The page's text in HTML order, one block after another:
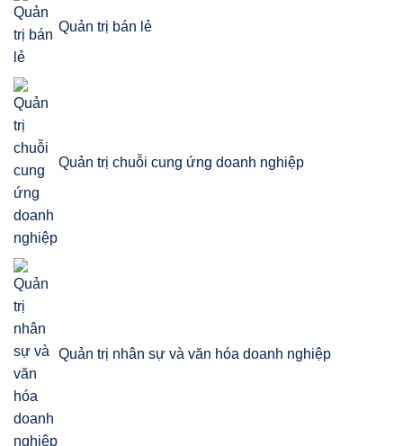
Quản trị bán lẻ
Quản trị chuỗi cung ứng doanh nghiệp
Quản trị nhân sự và văn hóa doanh nghiệp